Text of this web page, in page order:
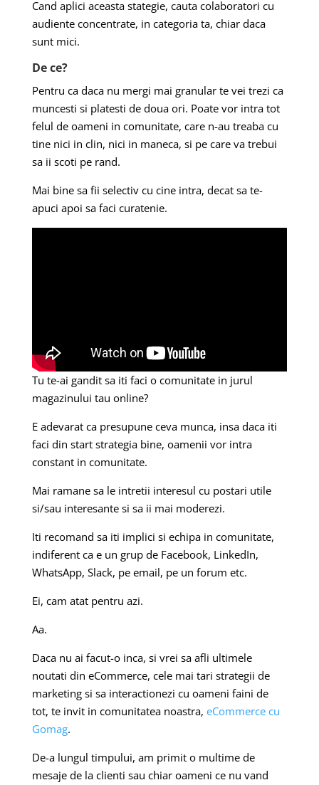
Cand aplici aceasta stategie, cauta colaboratori cu
audiente concentrate, in categoria ta, chiar daca
sunt mici.
De ce?
Pentru ca daca nu mergi mai granular te vei trezi ca
muncesti si platesti de doua ori. Poate vor intra tot
felul de oameni in comunitate, care n-au treaba cu
tine nici in clin, nici in maneca, si pe care va trebui
sa ii scoti pe rand.
Mai bine sa fii selectiv cu cine intra, decat sa te-
apuci apoi sa faci curatenie.
Tu te-ai gandit sa iti faci o comunitate in jurul
magazinului tau online?
E adevarat ca presupune ceva munca, insa daca iti
faci din start strategia bine, oamenii vor intra
constant in comunitate.
Mai ramane sa le intretii interesul cu postari utile
si/sau interesante si sa ii mai moderezi.
Iti recomand sa iti implici si echipa in comunitate,
indiferent ca e un grup de Facebook, LinkedIn,
WhatsApp, Slack, pe email, pe un forum etc.
Ei, cam atat pentru azi.
Aa.
Daca nu ai facut-o inca, si vrei sa afli ultimele
noutati din eCommerce, cele mai tari strategii de
marketing si sa interactionezi cu oameni faini de
tot, te invit in comunitatea noastra, eCommerce cu
Gomag.
De-a lungul timpului, am primit o multime de
mesaje de la clienti sau chiar oameni ce nu vand